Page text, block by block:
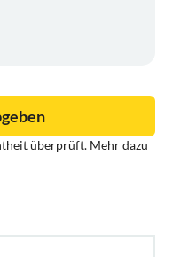
überprüft. Mehr dazu